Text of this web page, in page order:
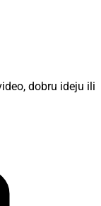
dobru ideju ili